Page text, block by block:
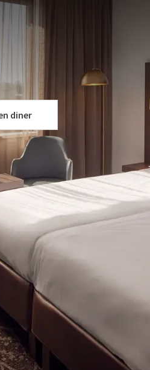
avond uit! Met ons
in de buurt. Ideaal voor
diner